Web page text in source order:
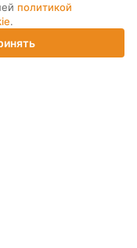
политикой
.